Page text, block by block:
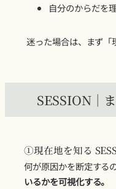
自分のからだを
迷った場合は、まず「
SESSION｜
①現在地を知る
何が原因かを断定する
いるかを可視化する。